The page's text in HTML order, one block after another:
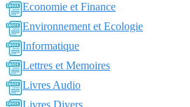
Economie et Finance
Environnement et Ecologie
Informatique
Lettres et Memoires
Livres Audio
Livres Divers